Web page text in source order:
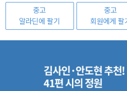
중고
알라딘에 팔기
중고
회원에게 팔